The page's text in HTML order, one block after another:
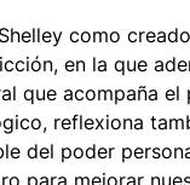
como
en la que
que acompaña el
reflexiona
del poder